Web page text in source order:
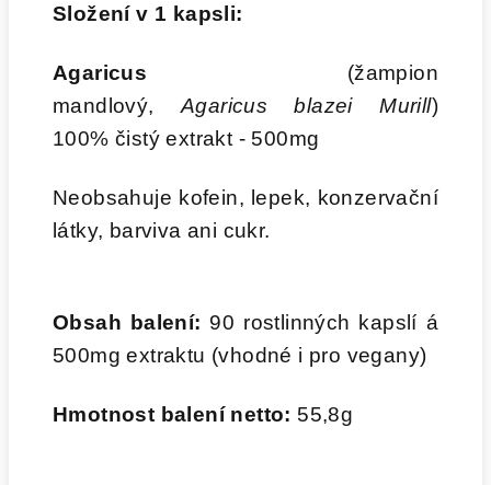
Složení v 1 kapsli:
Agaricus (žampion
mandlový, Agaricus blazei Murill)
100% čistý extrakt - 500mg
Neobsahuje kofein, lepek, konzervační
látky, barviva ani cukr.
Obsah balení: 90 rostlinných kapslí á
500mg extraktu (vhodné i pro vegany)
Hmotnost balení netto: 55,8g